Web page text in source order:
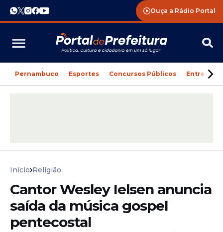
Ouça a Rádio Portal
Pernambuco Esportes Concursos Públicos
Início Religião
Cantor Wesley Ielsen anuncia
saída da música gospel
pentecostal